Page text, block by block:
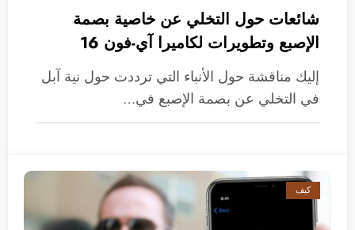
شائعات حول التخلي عن خاصية بصمة
الإصبع وتطويرات لكاميرا آي-فون 16
إليك مناقشة حول الأنباء التي ترددت حول نية آبل
في التخلي عن بصمة الإصبع في…
كيف